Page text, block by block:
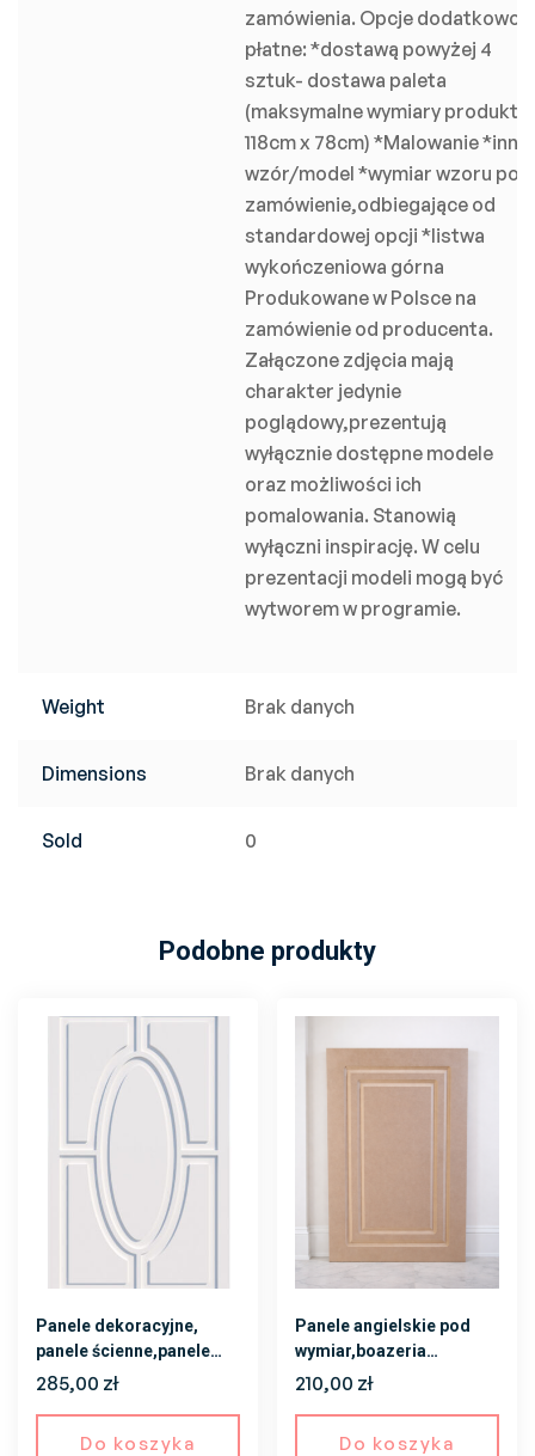
zamówienia. Opcje dodatkowo
płatne: *dostawą powyżej 4
sztuk- dostawa paleta
(maksymalne wymiary produktu
118cm x 78cm) *Malowanie *inny
wzór/model *wymiar wzoru pod
zamówienie,odbiegające od
standardowej opcji *listwa
wykończeniowa górna
Produkowane w Polsce na
zamówienie od producenta.
Załączone zdjęcia mają
charakter jedynie
poglądowy,prezentują
wyłącznie dostępne modele
oraz możliwości ich
pomalowania. Stanowią
wyłączni inspirację. W celu
prezentacji modeli mogą być
wytworem w programie.
Weight Brak danych
Dimensions Brak danych
Sold 0
Podobne produkty
Panele dekoracyjne,
panele ścienne,panele
angielskie
285,00 zł
Do koszyka
Panele angielskie pod
wymiar,boazeria
angielska, panel ścienny
210,00 zł
Do koszyka